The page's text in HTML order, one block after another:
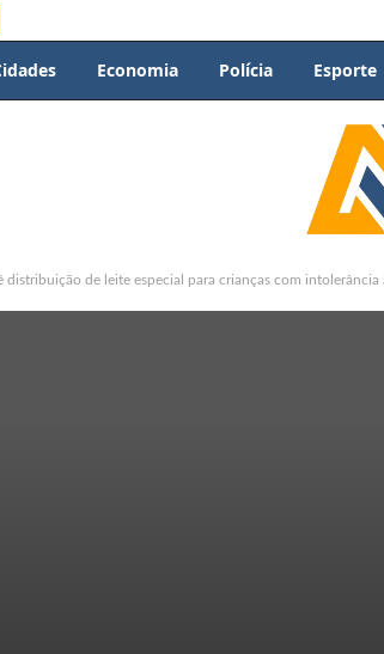
Economia Polícia Esporte
distribuição de leite especial para crianças com intolerância